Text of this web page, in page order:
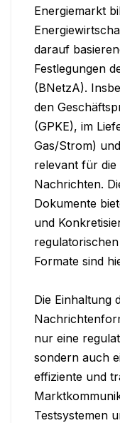
Energiemarkt
darauf
Festlegungen
(BNetzA).
den
(GPKE), im
Gas/Strom)
relevant für die
Nachrichten.
Dokumente
und
Formate sind
Die Einhaltung
nur eine
sondern auch
effiziente und
Testsystemen